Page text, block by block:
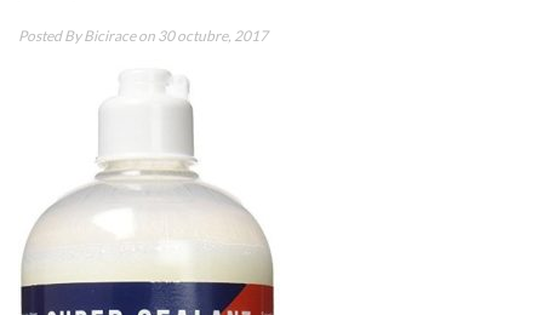
Posted ByBiciraceon 30 octubre, 2017